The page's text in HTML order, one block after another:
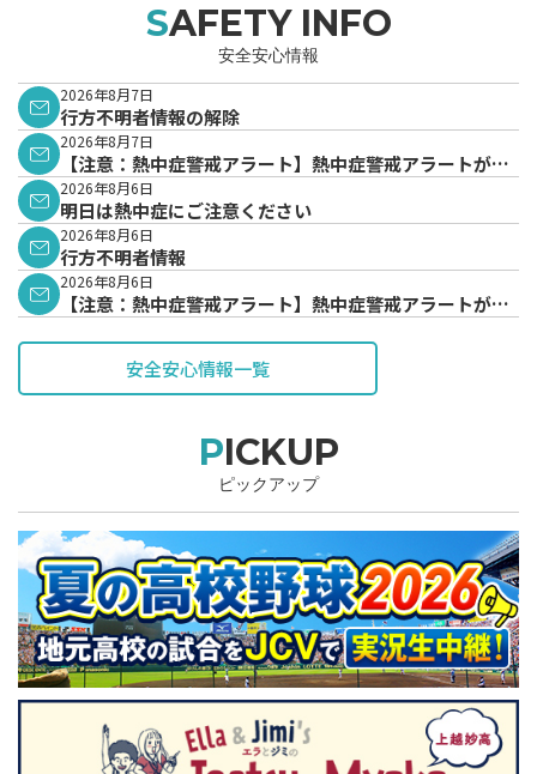
SAFETY INFO
安全安心情報
2026年8月7日
行方不明者情報の解除
2026年8月7日
【注意：熱中症警戒アラート】熱中症警戒アラートが発
表されています。
2026年8月6日
明日は熱中症にご注意ください
2026年8月6日
行方不明者情報
2026年8月6日
【注意：熱中症警戒アラート】熱中症警戒アラートが発
安全安心情報一覧
PICKUP
ピックアップ